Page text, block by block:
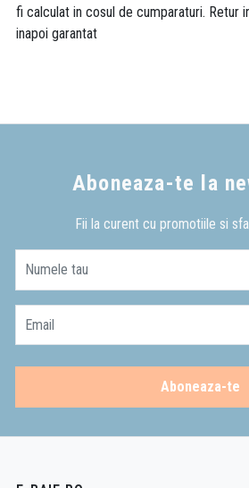
fi calculat in cosul de cumparaturi. Retur
inapoi garantat
Aboneaza-te la
Fii la curent cu promotiile si
Numele tau
Email
Aboneaza-te